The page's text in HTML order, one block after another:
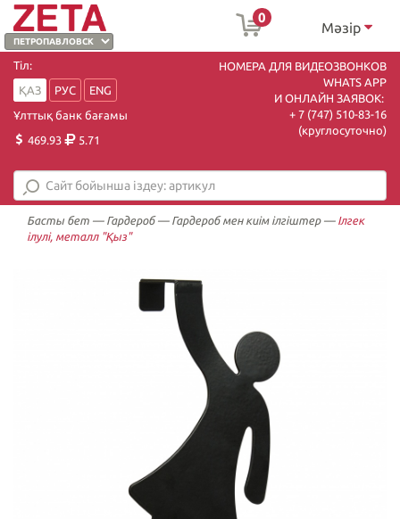
0
Мәзір
Тіл:
ҚАЗ
РУС
ENG
Ұлттық банк бағамы
469.93
5.71
НОМЕРА ДЛЯ ВИДЕОЗВОНКОВ
WHATS APP
И ОНЛАЙН ЗАЯВОК:
+ 7 (747) 510-83-16
(круглосуточно)
Басты бет — Гардероб— Гардероб мен киім ілгіштер— Ілгек
ілулі, металл "Қыз"